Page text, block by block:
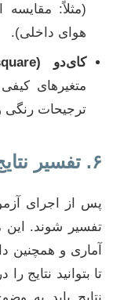
(مثلاً:
هوای داخلی).
کای‌دو (Chi-square):
متغیرهای
ترجیحات رنگی
۶. تفسیر نتایج و نگارش گزارش
پس از اجرای
تفسیر شوند. این
آماری و
تا بتوانید نتایج
نتایج باید به